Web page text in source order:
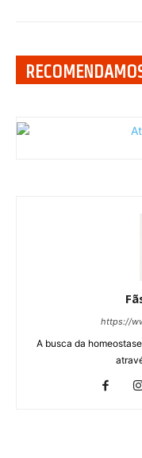
https://
A busca da